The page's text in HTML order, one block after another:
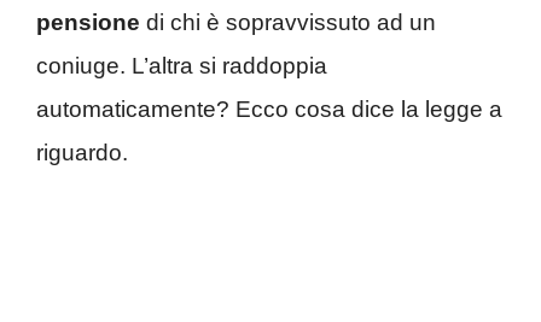
pensione di chi è sopravvissuto ad un
coniuge. L’altra si raddoppia
automaticamente? Ecco cosa dice la legge a
riguardo.